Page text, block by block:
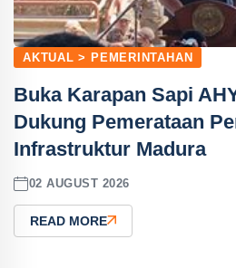
AKTUAL > PEMERINTAHAN
Buka Karapan Sapi
Dukung Pemerataan
Infrastruktur Madura
02 AUGUST 2026
READ MORE